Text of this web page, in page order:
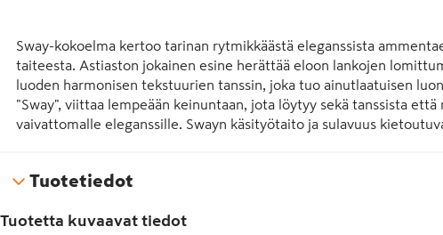
Sway-kokoelma kertoo tarinan rytmikkäästä eleganssista
taiteesta. Astiaston jokainen esine herättää eloon lankojen
luoden harmonisen tekstuurien tanssin, joka tuo ainutlaatuisen
"Sway", viittaa lempeään keinuntaan, jota löytyy sekä tanssista
vaivattomalle eleganssille. Swayn käsityötaito ja sulavuus
Tuotetiedot
Tuotetta kuvaavat tiedot